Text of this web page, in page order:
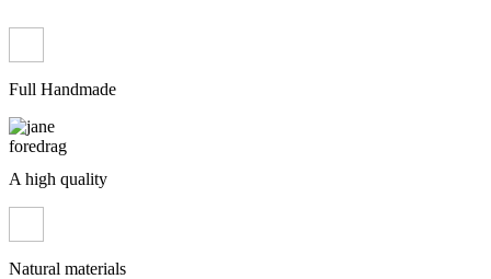
Full Handmade
A high quality
Natural materials